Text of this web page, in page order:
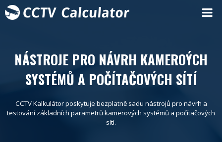
NÁSTROJE PRO NÁVRH KAMEROÝCH
SYSTÉMŮ A POČÍTAČOVÝCH SÍTÍ
CCTV Kalkulátor poskytuje bezplatně sadu nástrojů pro návrh a
testování základních parametrů kamerových systémů a počítačových
sítí.